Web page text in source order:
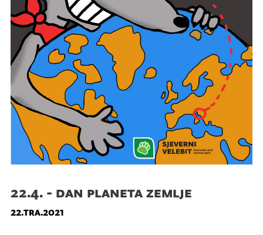
22.4. - dan planeta zemlje
22.tra.2021